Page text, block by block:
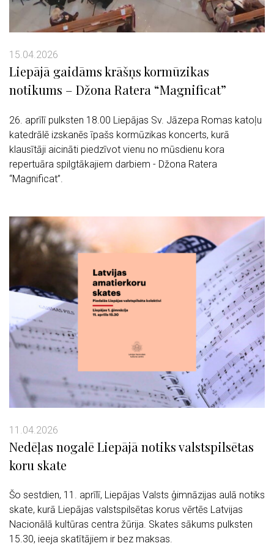
15.04.2026
Liepājā gaidāms krāšņs kormūzikas
notikums – Džona Ratera “Magnificat”
26. aprīlī pulksten 18.00 Liepājas Sv. Jāzepa Romas katoļu
katedrālē izskanēs īpašs kormūzikas koncerts, kurā
klausītāji aicināti piedzīvot vienu no mūsdienu kora
repertuāra spilgtākajiem darbiem - Džona Ratera
“Magnificat”.
11.04.2026
Nedēļas nogalē Liepājā notiks valstspilsētas
koru skate
Šo sestdien, 11. aprīlī, Liepājas Valsts ģimnāzijas aulā notiks
skate, kurā Liepājas valstspilsētas korus vērtēs Latvijas
Nacionālā kultūras centra žūrija. Skates sākums pulksten
15.30, ieeja skatītājiem ir bez maksas.